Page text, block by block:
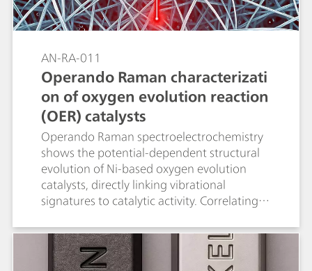
AN-RA-011
Operando Raman characterizati
on of oxygen evolution reaction
(OER) catalysts
Operando Raman spectroelectrochemistry
shows the potential-dependent structural
evolution of Ni-based oxygen evolution
catalysts, directly linking vibrational
signatures to catalytic activity. Correlating
electrochemical performance not only
clarifies OER (oxygen evolution reaction)
mechanisms but also guides the design of